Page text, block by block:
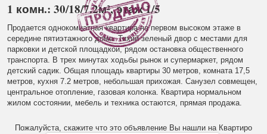
1 комн.: 30/18/7.2м², этаж 1/5
Продается однокомнатная квартира на первом высоком этаже в
середине пятиэтажного дома. Тихий зеленый двор с местами для
парковки и детской площадкой, рядом остановка общественного
транспорта. В трех минутах ходьбы рынок и супермаркет, рядом
детский садик. Общая площадь квартиры 30 метров, комната 17,5
метров, кухня 7.2 метров, небольшая прихожая. Санузел совмещен,
центральное отопление, газовая колонка. Квартира нормальном
жилом состоянии, мебель и техника остаются, прямая продажа.
Пожалуйста, скажите что это объявление Вы нашли на Квартиро